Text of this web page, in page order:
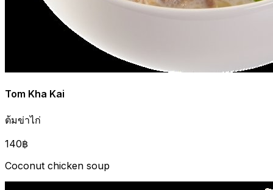
Tom Kha Kai
ต้มข่าไก่
140฿
Coconut chicken soup